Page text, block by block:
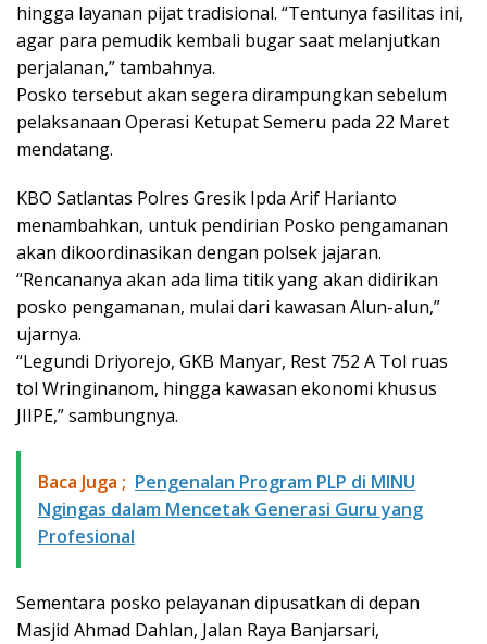
hingga layanan pijat tradisional. “Tentunya fasilitas ini,
agar para pemudik kembali bugar saat melanjutkan
perjalanan,” tambahnya.
Posko tersebut akan segera dirampungkan sebelum
pelaksanaan Operasi Ketupat Semeru pada 22 Maret
mendatang.
KBO Satlantas Polres Gresik Ipda Arif Harianto
menambahkan, untuk pendirian Posko pengamanan
akan dikoordinasikan dengan polsek jajaran.
“Rencananya akan ada lima titik yang akan didirikan
posko pengamanan, mulai dari kawasan Alun-alun,”
ujarnya.
“Legundi Driyorejo, GKB Manyar, Rest 752 A Tol ruas
tol Wringinanom, hingga kawasan ekonomi khusus
JIIPE,” sambungnya.
Baca Juga ; Pengenalan Program PLP di MINU
Ngingas dalam Mencetak Generasi Guru yang
Profesional
Sementara posko pelayanan dipusatkan di depan
Masjid Ahmad Dahlan, Jalan Raya Banjarsari,